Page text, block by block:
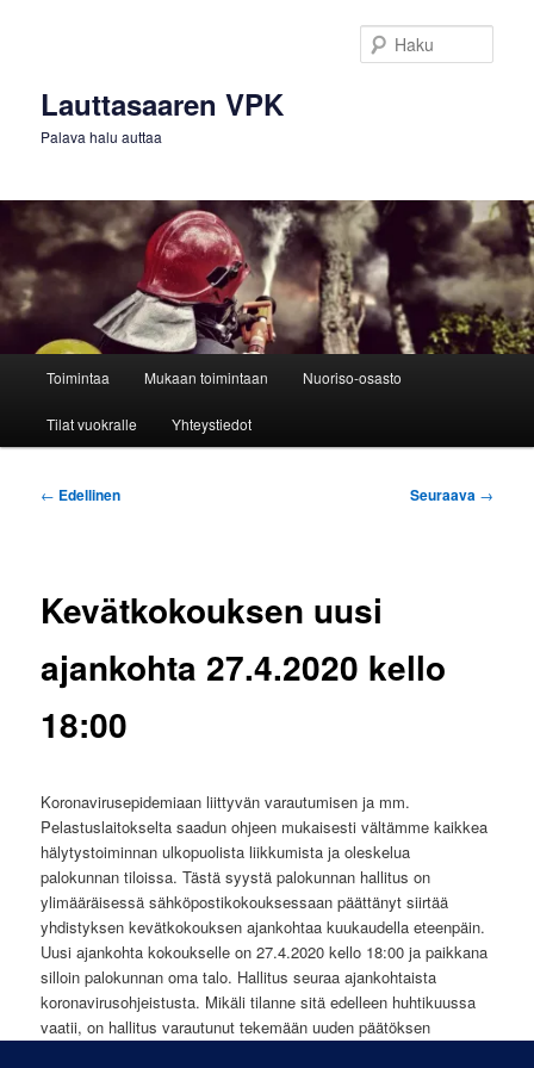
Lauttasaaren VPK
Palava halu auttaa
Toimintaa Mukaan toimintaan Nuoriso-osasto
Tilat vuokralle Yhteystiedot
Artikkelien
← Edellinen Seuraava →
Kevätkokouksen uusi
ajankohta 27.4.2020 kello
18:00
Koronavirusepidemiaan liittyvän varautumisen ja mm.
Pelastuslaitokselta saadun ohjeen mukaisesti vältämme kaikkea
hälytystoiminnan ulkopuolista liikkumista ja oleskelua
palokunnan tiloissa. Tästä syystä palokunnan hallitus on
ylimääräisessä sähköpostikokouksessaan päättänyt siirtää
yhdistyksen kevätkokouksen ajankohtaa kuukaudella eteenpäin.
Uusi ajankohta kokoukselle on 27.4.2020 kello 18:00 ja paikkana
silloin palokunnan oma talo. Hallitus seuraa ajankohtaista
koronavirusohjeistusta. Mikäli tilanne sitä edelleen huhtikuussa
vaatii, on hallitus varautunut tekemään uuden päätöksen